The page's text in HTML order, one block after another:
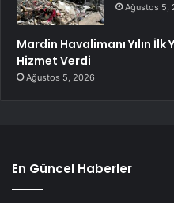
Ağustos 5,
Mardin Havalimanı Yılın İlk
Hizmet Verdi
Ağustos 5, 2026
En Güncel Haberler